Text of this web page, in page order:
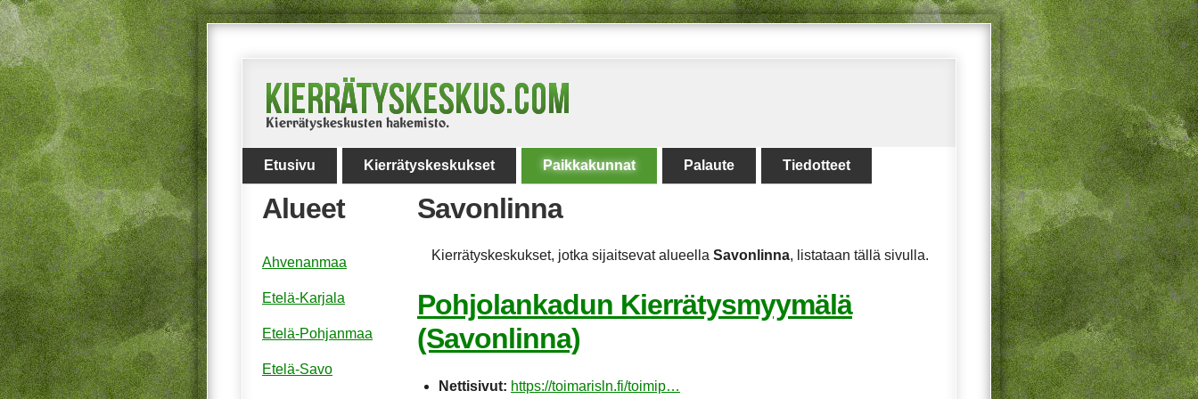
Etusivu Kierrätyskeskukset Paikkakunnat Palaute Tiedotteet
Savonlinna
Kierrätyskeskukset, jotka sijaitsevat alueella Savonlinna, listataan tällä sivulla.
Pohjolankadun Kierrätysmyymälä
(Savonlinna)
Nettisivut: https://toimarisln.fi/toimip…
Alueet
Ahvenanmaa
Etelä-Karjala
Etelä-Pohjanmaa
Etelä-Savo